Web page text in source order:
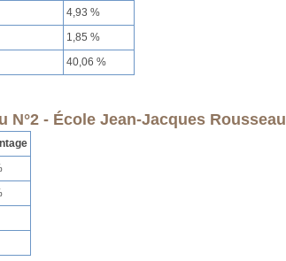
4,93 %
1,85 %
40,06 %
N°2 - École Jean-Jacques Rousseau